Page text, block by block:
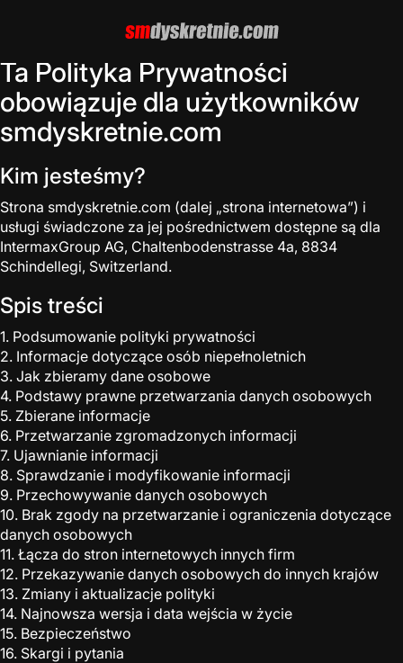
Ta Polityka Prywatności
obowiązuje dla użytkowników
smdyskretnie.com
Kim jesteśmy?
Strona smdyskretnie.com (dalej „strona internetowa”) i
usługi świadczone za jej pośrednictwem dostępne są dla
IntermaxGroup AG, Chaltenbodenstrasse 4a, 8834
Schindellegi, Switzerland.
Spis treści
1. Podsumowanie polityki prywatności
2. Informacje dotyczące osób niepełnoletnich
3. Jak zbieramy dane osobowe
4. Podstawy prawne przetwarzania danych osobowych
5. Zbierane informacje
6. Przetwarzanie zgromadzonych informacji
7. Ujawnianie informacji
8. Sprawdzanie i modyfikowanie informacji
9. Przechowywanie danych osobowych
10. Brak zgody na przetwarzanie i ograniczenia dotyczące
danych osobowych
11. Łącza do stron internetowych innych firm
12. Przekazywanie danych osobowych do innych krajów
13. Zmiany i aktualizacje polityki
14. Najnowsza wersja i data wejścia w życie
15. Bezpieczeństwo
16. Skargi i pytania